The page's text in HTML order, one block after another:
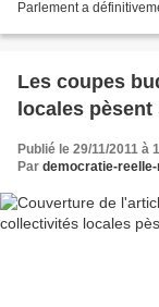
Parlement a
Les coupes
locales
Publié le 29/11/2011 à
Par democratie-